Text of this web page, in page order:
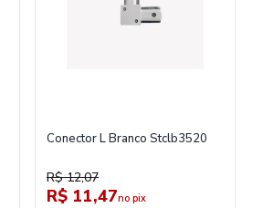
Conector L Branco Stclb3520
R$ 12,07
R$ 11,47no pix